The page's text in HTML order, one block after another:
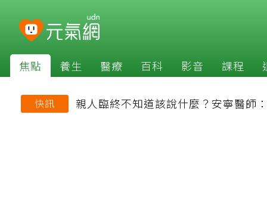
焦點 養生 醫療 百科 影音 課程
快訊 親人臨終不知道該說什麼？安寧醫師